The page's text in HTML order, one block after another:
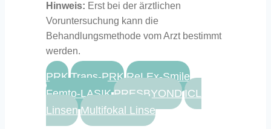
Hinweis: Erst bei der ärztlichen
Voruntersuchung kann die
Behandlungsmethode vom Arzt bestimmt
werden.
PRK Trans-PRK ReLEx-Smile
Femto-LASIK PRESBYOND ICL
Linsen Multifokal Linse